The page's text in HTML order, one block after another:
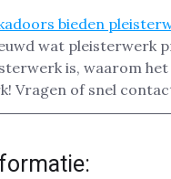
wat pleisterwerk
is, waarom
Vragen of snel